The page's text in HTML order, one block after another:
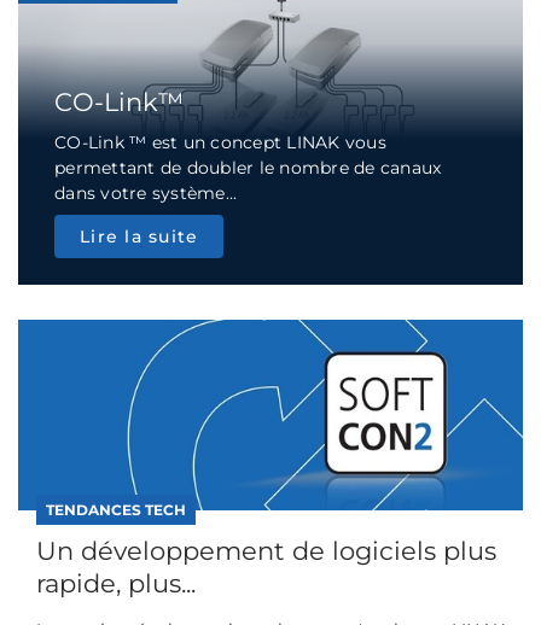
CO-Link™
CO-Link ™ est un concept LINAK vous
permettant de doubler le nombre de canaux
dans votre système...
Lire la suite
TENDANCES TECH
Un développement de logiciels plus
rapide, plus...